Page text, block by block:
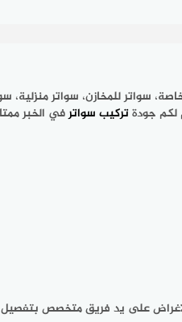
سواتر للمخازن، سواتر
لكم جودةتركيب سواترفي الخبر
على يد فريق متخصص بتفصيل